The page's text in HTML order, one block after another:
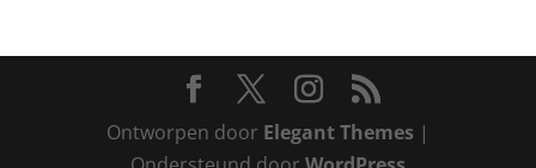
Ontworpen door Elegant Themes|